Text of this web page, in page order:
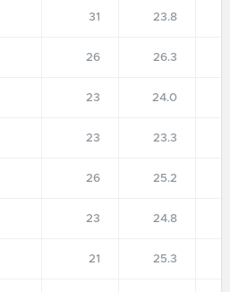
31 23.8
26 26.3
23 24.0
23 23.3
26 25.2
23 24.8
21 25.3